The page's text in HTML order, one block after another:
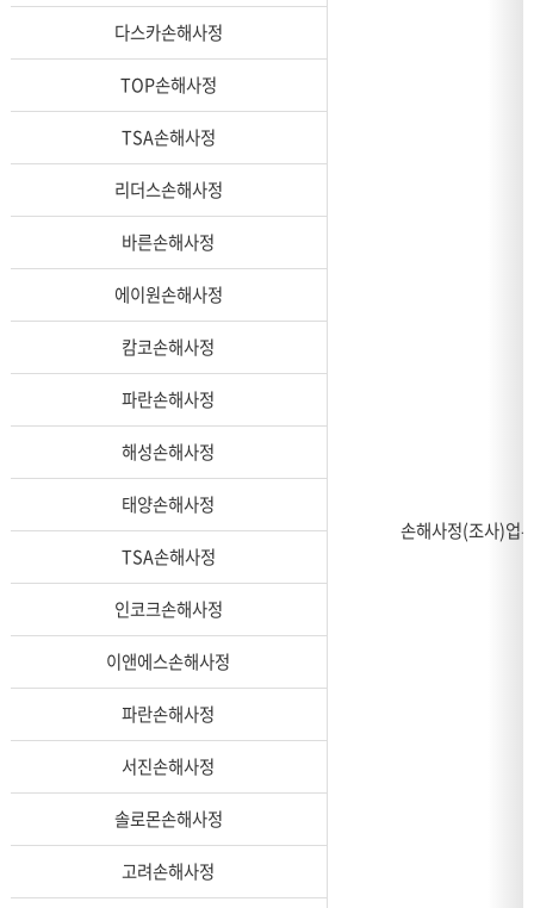
손해사정(조사)업
다스카손해사정
TOP손해사정
TSA손해사정
리더스손해사정
바른손해사정
에이원손해사정
캄코손해사정
파란손해사정
해성손해사정
태양손해사정
TSA손해사정
인코크손해사정
이앤에스손해사정
파란손해사정
서진손해사정
솔로몬손해사정
고려손해사정